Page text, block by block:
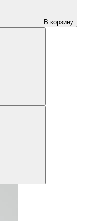
В корзину